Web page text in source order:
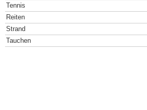
Tennis
Reiten
Strand
Tauchen